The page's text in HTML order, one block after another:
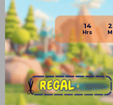
14
Productos que